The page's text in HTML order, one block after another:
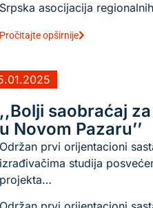
asocijacija
opširnije
saobraćaj
Novom Pazaru’’
prvi orijentacioni
studija